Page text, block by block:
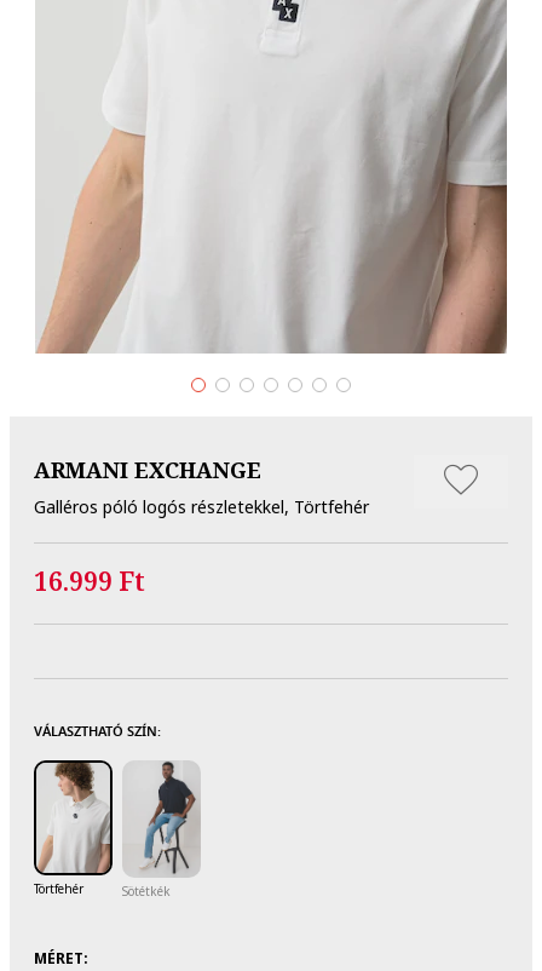
ARMANI EXCHANGE
Galléros póló logós részletekkel, Törtfehér
16.999 Ft
VÁLASZTHATÓ SZÍN:
Törtfehér Sötétkék
MÉRET: